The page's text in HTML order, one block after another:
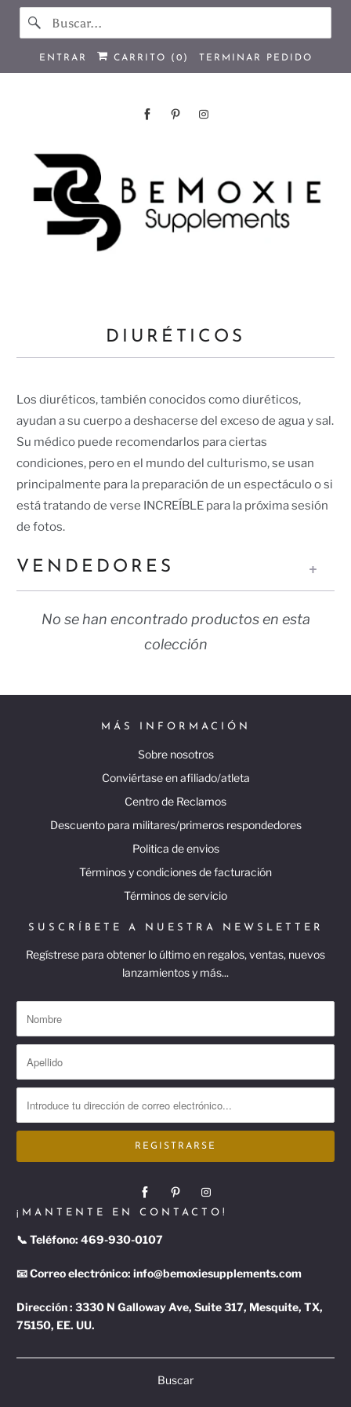
ENTRAR CARRITO ( 0 ) TERMINAR PEDIDO
DIURÉTICOS
Los diuréticos, también conocidos como diuréticos,
ayudan a su cuerpo a deshacerse del exceso de agua y sal.
Su médico puede recomendarlos para ciertas
condiciones, pero en el mundo del culturismo, se usan
principalmente para la preparación de un espectáculo o si
está tratando de verse INCREÍBLE para la próxima sesión
de fotos.
+
VENDEDORES
No se han encontrado productos en esta
colección
MÁS INFORMACIÓN
Sobre nosotros
Conviértase en afiliado/atleta
Centro de Reclamos
Descuento para militares/primeros respondedores
Politica de envios
Términos y condiciones de facturación
Términos de servicio
SUSCRÍBETE A NUESTRA NEWSLETTER
Regístrese para obtener lo último en regalos, ventas, nuevos
lanzamientos y más...
¡MANTENTE EN CONTACTO!
📞 Teléfono: 469-930-0107
📧 Correo electrónico: info@bemoxiesupplements.com
Dirección : 3330 N Galloway Ave, Suite 317, Mesquite, TX,
75150, EE. UU.
Buscar